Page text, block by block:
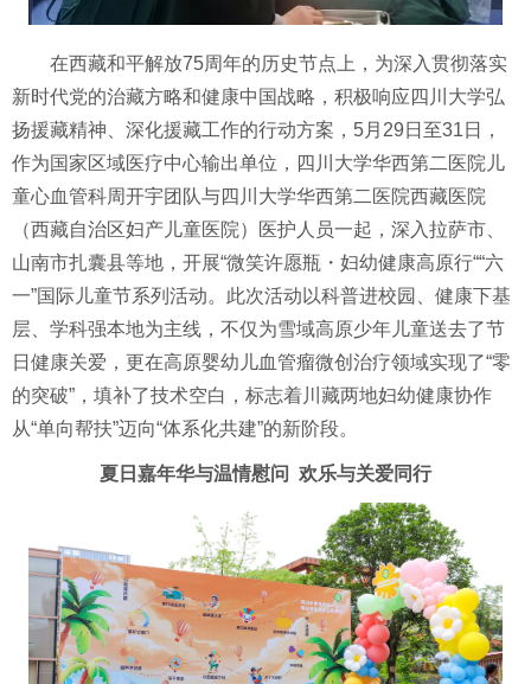
在西藏和平解放75周年的历史节点上，为深入贯彻落实
新时代党的治藏方略和健康中国战略，积极响应四川大学弘
扬援藏精神、深化援藏工作的行动方案，5月29日至31日，
作为国家区域医疗中心输出单位，四川大学华西第二医院儿
童心血管科周开宇团队与四川大学华西第二医院西藏医院
（西藏自治区妇产儿童医院）医护人员一起，深入拉萨市、
山南市扎囊县等地，开展“微笑许愿瓶・妇幼健康高原行““六
一”国际儿童节系列活动。此次活动以科普进校园、健康下基
层、学科强本地为主线，不仅为雪域高原少年儿童送去了节
日健康关爱，更在高原婴幼儿血管瘤微创治疗领域实现了“零
的突破”，填补了技术空白，标志着川藏两地妇幼健康协作
从“单向帮扶”迈向“体系化共建”的新阶段。
夏日嘉年华与温情慰问 欢乐与关爱同行